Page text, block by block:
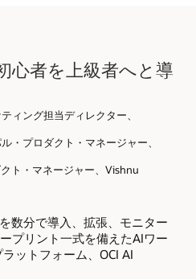
心者を上級者へと導
ィング担当ディレクター、
・プロダクト・マネージャー、
ト・マネージャー、Vishnu
数分で導入、拡張、モニター
プリント一式を備えたAIワー
ットフォーム、OCI AI